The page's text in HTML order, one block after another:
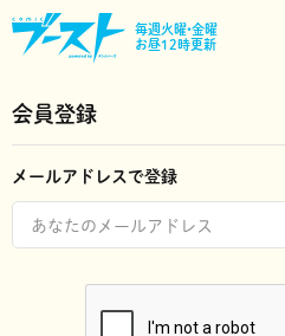
毎週火曜•金曜
お昼12時更新
会員登録
メールアドレスで登録